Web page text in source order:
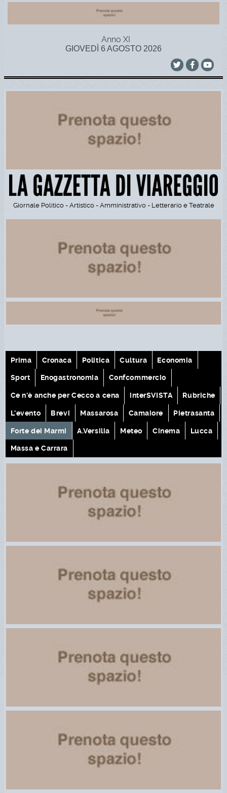
Anno XI
GIOVEDÌ 6 AGOSTO 2026
Giornale Politico - Artistico - Amministrativo - Letterario e Teatrale
Prima Cronaca Politica Cultura Economia
Sport Enogastronomia Confcommercio
Ce n'è anche per Cecco a cena interSVISTA Rubriche
L'evento Brevi Massarosa Camaiore Pietrasanta
Forte dei Marmi A.Versilia Meteo Cinema Lucca
Massa e Carrara